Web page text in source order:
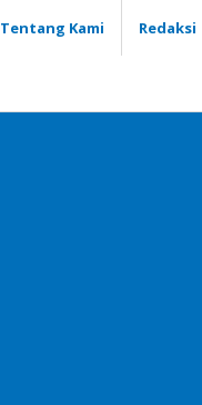
Tentang Kami Redaksi